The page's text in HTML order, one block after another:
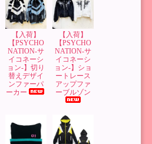
【入荷】
【PSYCHO
NATION-サ
イコネーシ
ョン-】切り
替えデザイ
ンファーパ
ーカー
【入荷】
【PSYCHO
NATION-サ
イコネーシ
ョン-】ショ
ートレース
アップファ
ーブルゾン